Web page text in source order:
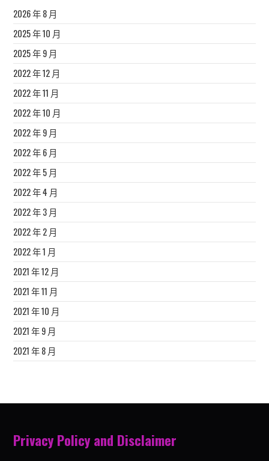
2026 年 8 月
2025 年 10 月
2025 年 9 月
2022 年 12 月
2022 年 11 月
2022 年 10 月
2022 年 9 月
2022 年 6 月
2022 年 5 月
2022 年 4 月
2022 年 3 月
2022 年 2 月
2022 年 1 月
2021 年 12 月
2021 年 11 月
2021 年 10 月
2021 年 9 月
2021 年 8 月
Privacy Policy and Disclaimer